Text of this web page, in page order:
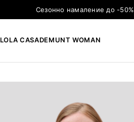
Сезонно намаление до -50%
LOLA CASADEMUNT WOMAN